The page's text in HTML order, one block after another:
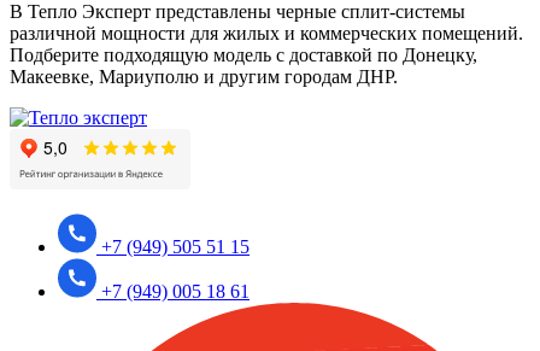
В Тепло Эксперт представлены черные сплит-системы
различной мощности для жилых и коммерческих помещений.
Подберите подходящую модель с доставкой по Донецку,
Макеевке, Мариуполю и другим городам ДНР.
+7 (949) 505 51 15
+7 (949) 005 18 61